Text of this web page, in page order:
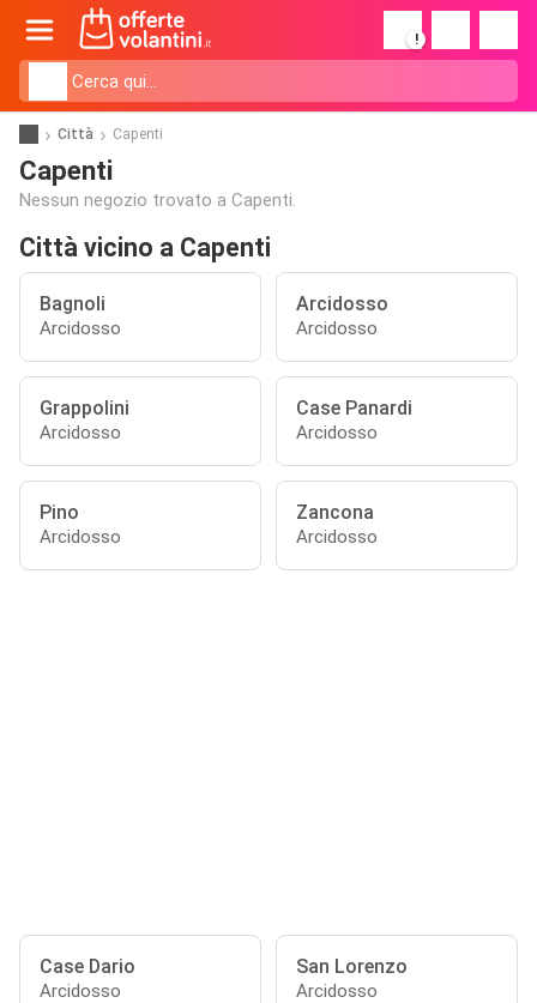
!
Città Capenti
Capenti
Nessun negozio trovato a Capenti.
Città vicino a Capenti
Bagnoli
Arcidosso
Arcidosso
Arcidosso
Grappolini
Arcidosso
Case Panardi
Arcidosso
Pino
Arcidosso
Zancona
Arcidosso
Case Dario
Arcidosso
San Lorenzo
Arcidosso